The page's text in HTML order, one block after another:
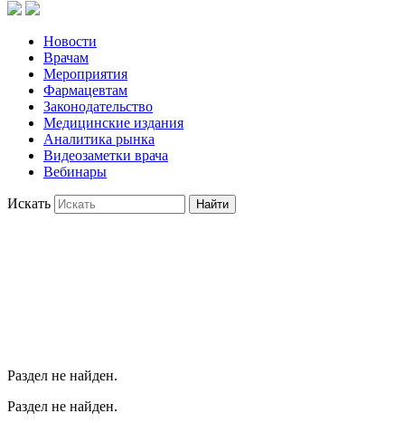
Новости
Врачам
Мероприятия
Фармацевтам
Законодательство
Медицинские издания
Аналитика рынка
Видеозаметки врача
Вебинары
Искать Найти
Раздел не найден.
Раздел не найден.